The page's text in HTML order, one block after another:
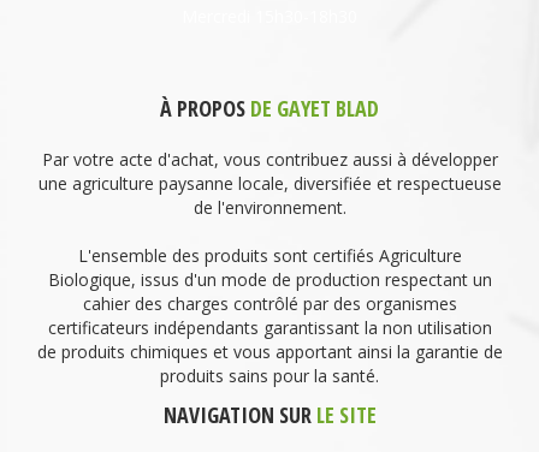
À PROPOS DE GAYET BLAD
Par votre acte d'achat, vous contribuez aussi à développer
une agriculture paysanne locale, diversifiée et respectueuse
de l'environnement.
L'ensemble des produits sont certifiés Agriculture
Biologique, issus d'un mode de production respectant un
cahier des charges contrôlé par des organismes
certificateurs indépendants garantissant la non utilisation
de produits chimiques et vous apportant ainsi la garantie de
produits sains pour la santé.
NAVIGATION SUR LE SITE